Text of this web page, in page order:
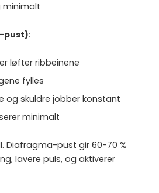
minimalt
pust):
løfter ribbeinene
fylles
og skuldre jobber konstant
minimalt
Diafragma-pust gir 60-70 %
lavere puls, og aktiverer